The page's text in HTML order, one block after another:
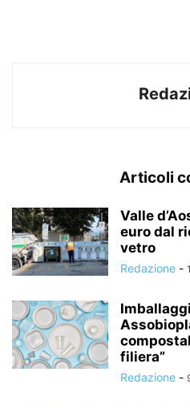
Articoli
Valle
euro dal
vetro
Redazione -
filiera”
Redazione -